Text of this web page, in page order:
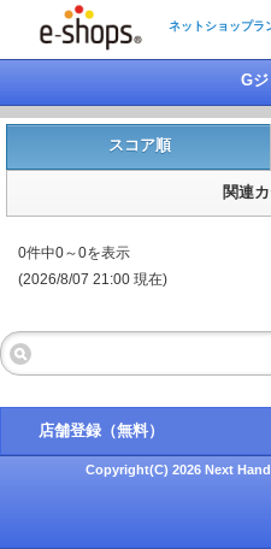
ネットショップラ
G
スコア順
関連
0件中0～0を表示
(2026/8/07 21:00 現在)
店舗登録（無料）
Copyright(C) 2026 Next